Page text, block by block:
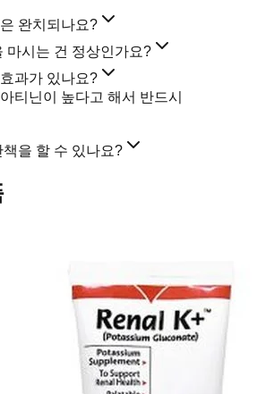
완치되나요?
마시는 건 정상인가요?
과가 있나요?
티닌이 높다고 해서 반드시
을 할 수 있나요?